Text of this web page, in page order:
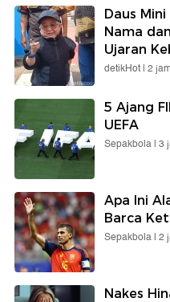
Daus
Nama
Ujaran
detikHot | 2
5 Ajang
UEFA
Sepakbola | 3
Apa Ini
Barca
Sepakbola | 2
Nakes